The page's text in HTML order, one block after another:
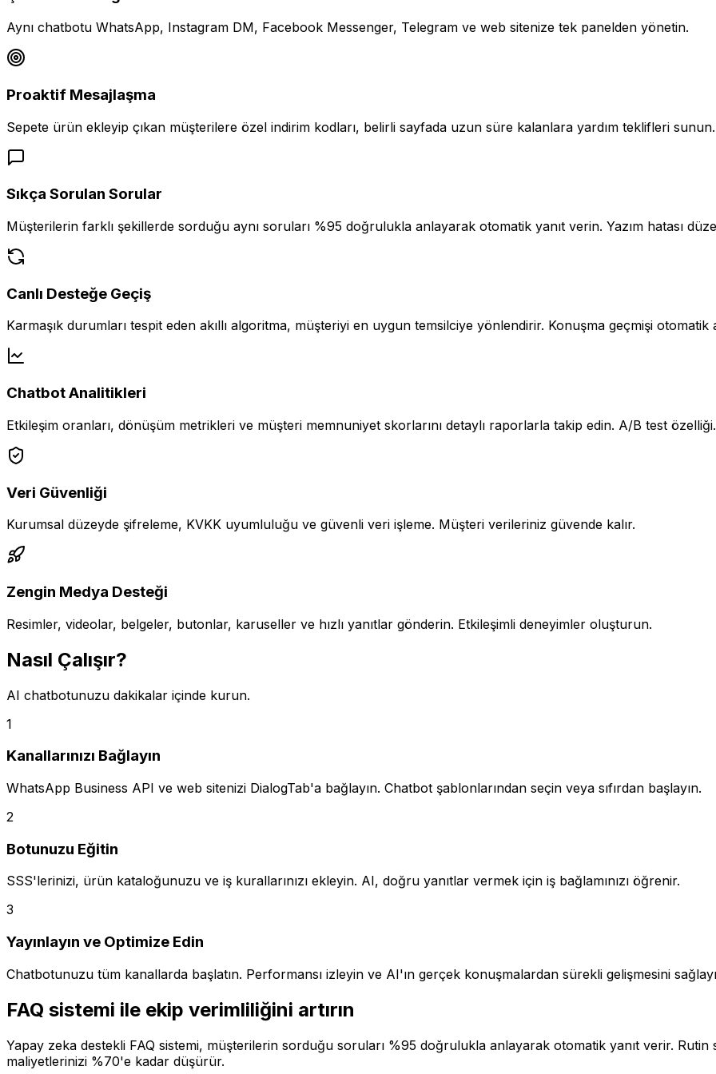
Aynı chatbotu WhatsApp, Instagram DM, Facebook Messenger, Telegram ve web sitenize tek panelden yönetin.
Proaktif Mesajlaşma
Sepete ürün ekleyip çıkan müşterilere özel indirim kodları, belirli sayfada uzun süre kalanlara yardım teklifleri
Sıkça Sorulan Sorular
Müşterilerin farklı şekillerde sorduğu aynı soruları %95 doğrulukla anlayarak otomatik yanıt verin. Yazım hatası
Canlı Desteğe Geçiş
Karmaşık durumları tespit eden akıllı algoritma, müşteriyi en uygun temsilciye yönlendirir. Konuşma geçmişi otomatik
Chatbot Analitikleri
Etkileşim oranları, dönüşüm metrikleri ve müşteri memnuniyet skorlarını detaylı raporlarla takip edin. A/B test özelliği.
Veri Güvenliği
Kurumsal düzeyde şifreleme, KVKK uyumluluğu ve güvenli veri işleme. Müşteri verileriniz güvende kalır.
Zengin Medya Desteği
Resimler, videolar, belgeler, butonlar, karuseller ve hızlı yanıtlar gönderin. Etkileşimli deneyimler oluşturun.
Nasıl Çalışır?
AI chatbotunuzu dakikalar içinde kurun.
1
Kanallarınızı Bağlayın
WhatsApp Business API ve web sitenizi DialogTab'a bağlayın. Chatbot şablonlarından seçin veya sıfırdan başlayın.
2
Botunuzu Eğitin
SSS'lerinizi, ürün kataloğunuzu ve iş kurallarınızı ekleyin. AI, doğru yanıtlar vermek için iş bağlamınızı öğrenir.
3
Yayınlayın ve Optimize Edin
Chatbotunuzu tüm kanallarda başlatın. Performansı izleyin ve AI'ın gerçek konuşmalardan sürekli gelişmesini
FAQ sistemi ile ekip verimliliğini artırın
Yapay zeka destekli FAQ sistemi, müşterilerin sorduğu soruları %95 doğrulukla anlayarak otomatik yanıt verir. Rutin
maliyetlerinizi %70'e kadar düşürür.